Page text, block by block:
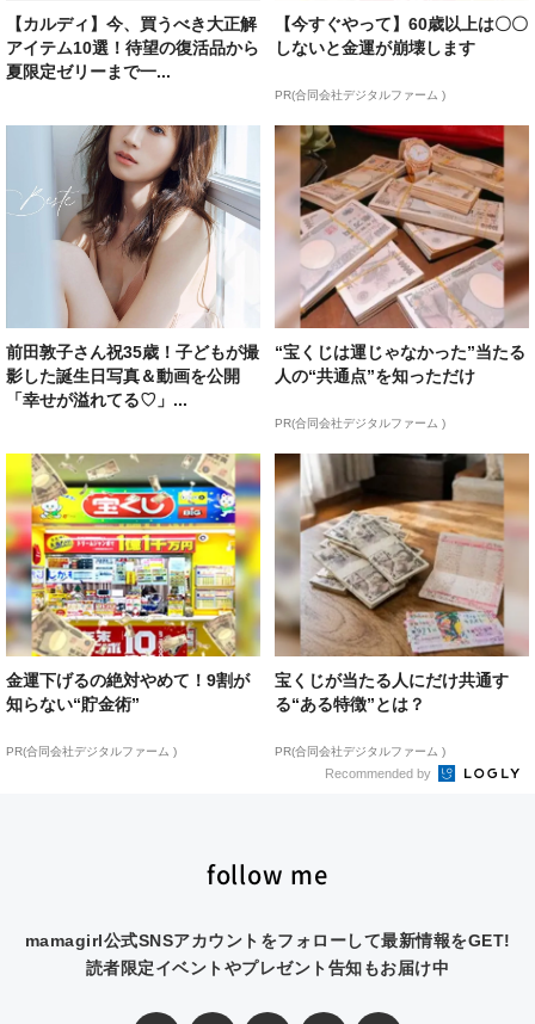
【カルディ】今、買うべき大正解
アイテム10選！待望の復活品から
夏限定ゼリーまで一...
【今すぐやって】60歳以上は〇〇
しないと金運が崩壊します
PR(合同会社デジタルファーム )
前田敦子さん祝35歳！子どもが撮
影した誕生日写真＆動画を公開
「幸せが溢れてる♡」...
“宝くじは運じゃなかった”当たる
人の“共通点”を知っただけ
PR(合同会社デジタルファーム )
金運下げるの絶対やめて！9割が
知らない“貯金術”
PR(合同会社デジタルファーム )
宝くじが当たる人にだけ共通す
る“ある特徴”とは？
PR(合同会社デジタルファーム )
Recommended by
follow me
mamagirl公式SNSアカウントをフォローして最新情報をGET!
読者限定イベントやプレゼント告知もお届け中